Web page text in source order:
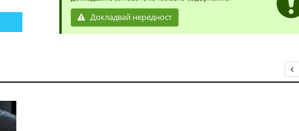
Докладвай нередност